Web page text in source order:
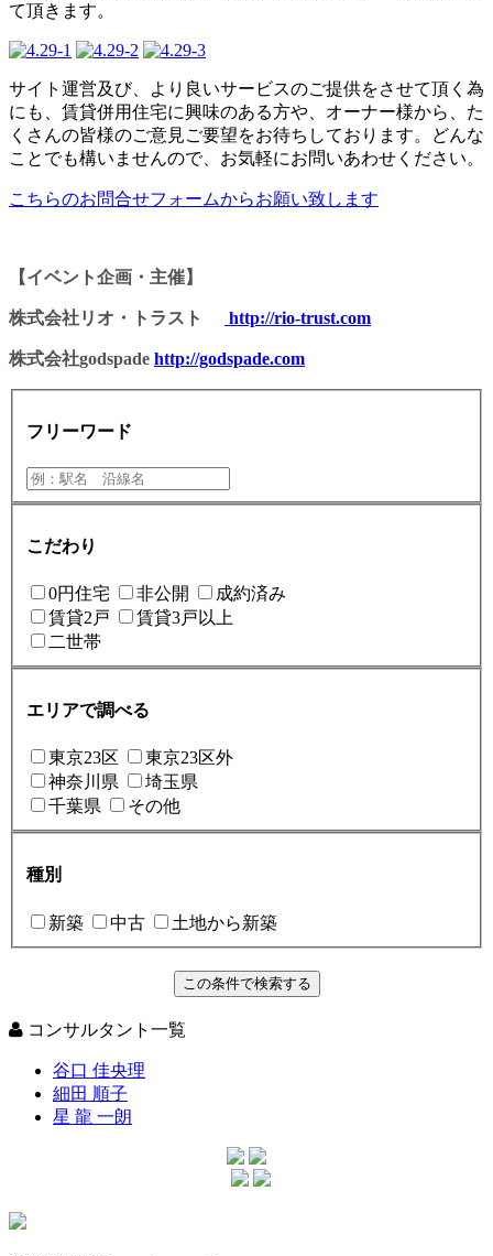
て頂きます。
サイト運営及び、より良いサービスのご提供をさせて頂く為
にも、賃貸併用住宅に興味のある方や、オーナー様から、た
くさんの皆様のご意見ご要望をお待ちしております。どんな
ことでも構いませんので、お気軽にお問いあわせください。
こちらのお問合せフォームからお願い致します
【イベント企画・主催】
株式会社リオ・トラスト http://rio-trust.com
株式会社godspade http://godspade.com
フリーワード
こだわり
0円住宅 非公開
成約済み
賃貸2戸
賃貸3戸以上
二世帯
エリアで調べる
東京23区
東京23区外
神奈川県
埼玉県
千葉県
その他
種別
新築 中古 土地から新築
コンサルタント一覧
谷口 佳央理
細田 順子
星 龍 一朗